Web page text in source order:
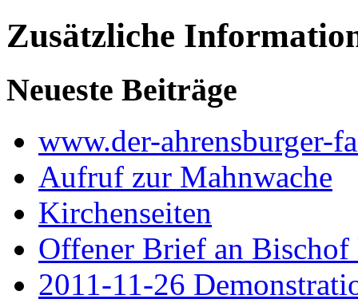
Zusätzliche
Neueste Beiträge
www.der-ahrensburger-
Aufruf zur Mahnwache
Kirchenseiten
Offener Brief an
2011-11-26